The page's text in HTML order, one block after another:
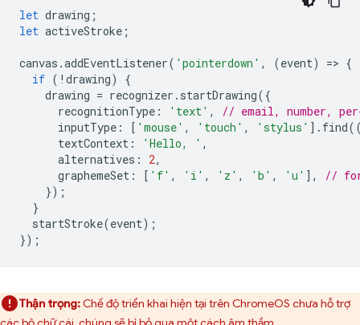
let drawing ;
let activeStroke ;
canvas .addEventListener( 'pointerdown' , (event) => {
if ( ! drawing)
{
drawing = recognizer . startDrawing({
recognitionType : 'text' ,
// email, number,
inputType : [ 'mouse' , 'touch' , 'stylus' ]. find
textContext : 'Hello, ' ,
alternatives : 2,
graphemeSet : [ 'f' , 'i' , 'z' , 'b' , 'u' ],
//
});
}
startStroke(event);
});
Thận trọng:Chế độ triển khai hiện tại trên ChromeOS chưa hỗ trợ